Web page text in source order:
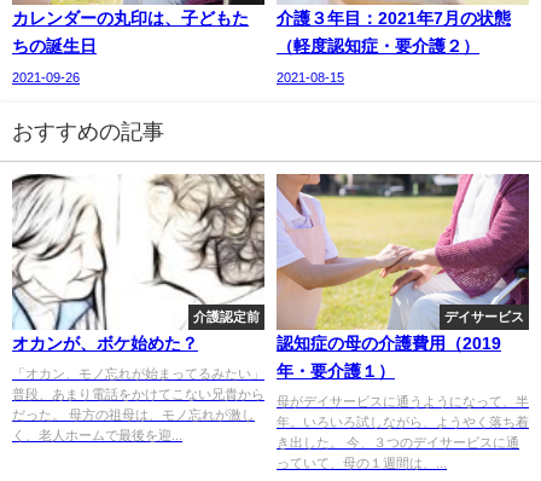
カレンダーの丸印は、子どもた
ちの誕生日
2021-09-26
介護３年目：2021年7月の状態
（軽度認知症・要介護２）
2021-08-15
おすすめの記事
介護認定前
オカンが、ボケ始めた？
「オカン、モノ忘れが始まってるみたい」
普段、あまり電話をかけてこない兄貴から
だった。 母方の祖母は、モノ忘れが激し
く、老人ホームで最後を迎...
デイサービス
認知症の母の介護費用（2019
年・要介護１）
母がデイサービスに通うようになって、半
年。いろいろ試しながら、ようやく落ち着
き出した。 今、３つのデイサービスに通
っていて、母の１週間は、...